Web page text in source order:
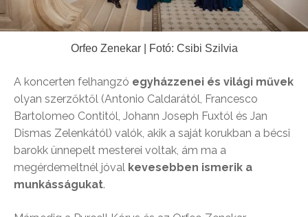
Orfeo Zenekar | Fotó: Csibi Szilvia
A koncerten felhangzó egyházzenei és világi művek
olyan szerzőktől (Antonio Caldarától, Francesco
Bartolomeo Contitól, Johann Joseph Fuxtól és Jan
Dismas Zelenkától) valók, akik a saját korukban a bécsi
barokk ünnepelt mesterei voltak, ám ma a
megérdemeltnél jóval kevesebben ismerik a
munkásságukat.